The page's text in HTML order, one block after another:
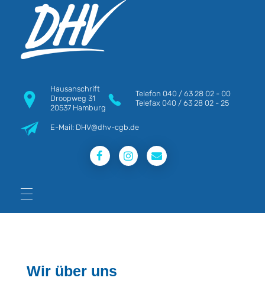
Hausanschrift
Droopweg 31
20537 Hamburg
Telefon 040 / 63 28 02 - 00
Telefax 040 / 63 28 02 - 25
E-Mail: DHV@dhv-cgb.de
Wir über uns